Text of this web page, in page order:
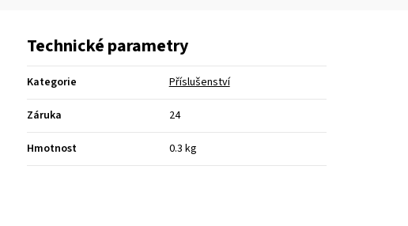
Technické parametry
Kategorie Příslušenství
Záruka 24
Hmotnost 0.3 kg